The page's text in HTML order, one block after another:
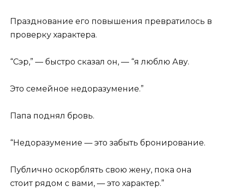
Празднование его повышения превратилось в
проверку характера.
“Сэр,” — быстро сказал он, — “я люблю Аву.
Это семейное недоразумение.”
Папа поднял бровь.
“Недоразумение — это забыть бронирование.
Публично оскорблять свою жену, пока она
стоит рядом с вами, — это характер.”